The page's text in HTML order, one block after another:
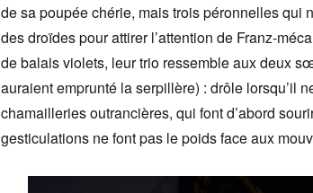
de sa poupée chérie, mais trois péronnelles qui
des droïdes pour attirer l’attention de Franz-
de balais violets, leur trio ressemble aux deux
auraient emprunté la serpillère) : drôle lorsqu’il
chamailleries outrancières, qui font d’abord
gesticulations ne font pas le poids face aux